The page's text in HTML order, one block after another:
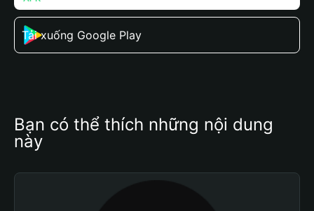
Tải xuống Google Play
Bạn có thể thích những nội dung
này